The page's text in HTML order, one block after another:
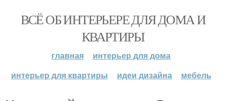
ВСЁ ОБ ИНТЕРЬЕРЕ ДЛЯ ДОМА И
КВАРТИРЫ
главная
интерьер для дома
интерьер для квартиры
идеи дизайна мебель